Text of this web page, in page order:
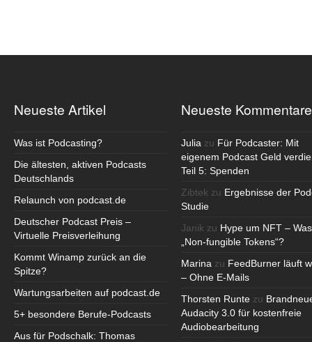
Neueste Artikel
Was ist Podcasting?
Die ältesten, aktiven Podcasts
Deutschlands
Relaunch von podcast.de
Deutscher Podcast Preis –
Virtuelle Preisverleihung
Kommt Winamp zurück an die
Spitze?
Wartungsarbeiten auf podcast.de
5+ besondere Berufe-Podcasts
Aus für Podschalk: Thomas
Neueste Kommentare
Julia zu Für Podcaster: Mit
eigenem Podcast Geld
Teil 5: Spenden
Zibtek zu Ergebnisse der
Studie
Janik zu Hype um NFT –
„Non-fungible Tokens“?
Marina zu FeedBurner läuft
– Ohne E-Mails
Thorsten Runte zu
Audacity 3.0 für kostenfreie
Audiobearbeitung